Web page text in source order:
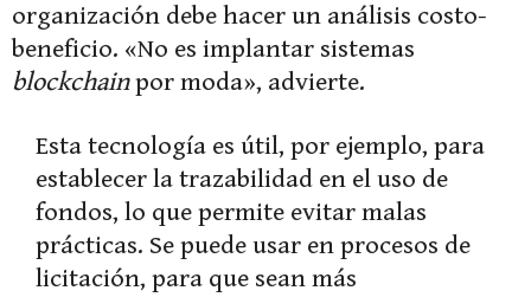
organización debe hacer un análisis costo-
beneficio. «No es implantar sistemas
blockchainpor moda», advierte.
Esta tecnología es útil, por ejemplo, para
establecer la trazabilidad en el uso de
fondos, lo que permite evitar malas
prácticas. Se puede usar en procesos de
licitación, para que sean más